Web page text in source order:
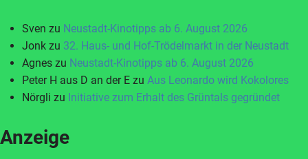
Sven zu Neustadt-Kinotipps ab 6. August 2026
Jonk zu 32. Haus- und Hof-Trödelmarkt in der Neustadt
Agnes zu Neustadt-Kinotipps ab 6. August 2026
Peter H aus D an der E zu Aus Leonardo wird Kokolores
Nörgli zu Initiative zum Erhalt des Grüntals gegründet
Anzeige